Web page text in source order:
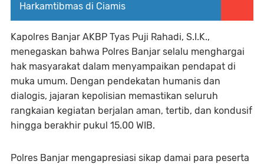
Harkamtibmas di Ciamis
Kapolres Banjar AKBP Tyas Puji Rahadi, S.I.K.,
menegaskan bahwa Polres Banjar selalu menghargai
hak masyarakat dalam menyampaikan pendapat di
muka umum. Dengan pendekatan humanis dan
dialogis, jajaran kepolisian memastikan seluruh
rangkaian kegiatan berjalan aman, tertib, dan kondusif
hingga berakhir pukul 15.00 WIB.
Polres Banjar mengapresiasi sikap damai para peserta